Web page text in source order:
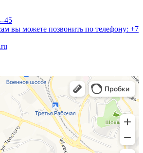
вы можете позвонить по телефону: +7